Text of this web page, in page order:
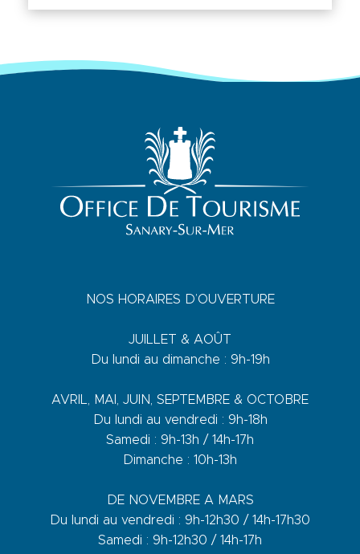
NOS HORAIRES D’OUVERTURE
JUILLET & AOÛT
Du lundi au dimanche : 9h-19h
AVRIL, MAI, JUIN, SEPTEMBRE & OCTOBRE
Du lundi au vendredi : 9h-18h
Samedi : 9h-13h / 14h-17h
Dimanche : 10h-13h
DE NOVEMBRE A MARS
Du lundi au vendredi : 9h-12h30 / 14h-17h30
Samedi : 9h-12h30 / 14h-17h